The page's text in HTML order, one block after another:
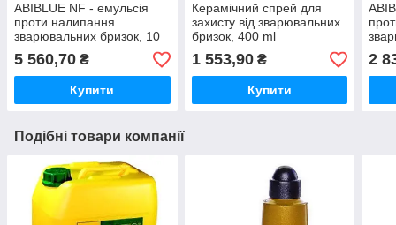
ABIBLUE NF - емульсія
проти налипання
зварювальних бризок, 10
л
5 560,70 ₴
Купити
Керамічний спрей для
захисту від зварювальних
бризок, 400 ml
1 553,90₴
Купити
2
Подібні товари компанії